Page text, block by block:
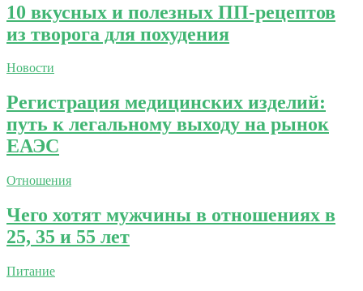
10 вкусных и полезных ПП-рецептов
из творога для похудения
Новости
Регистрация медицинских изделий:
путь к легальному выходу на рынок
ЕАЭС
Отношения
Чего хотят мужчины в отношениях в
25, 35 и 55 лет
Питание